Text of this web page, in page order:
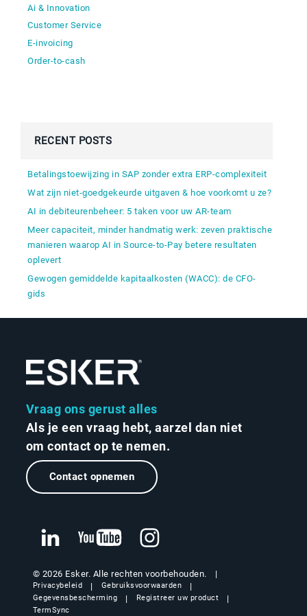
Ai & Innovation
Customer Service
E-invoicing
Order-to-cash
RECENT POSTS
Betalingstoewijzing in SAP zonder extra ERP-complexiteit
Wat zijn niet-goedgekeurde uitgaven & hoe voorkomt u ze?
AI in debiteurenbeheer: 5 taken voor uw AR-team
Meer capaciteit, minder handmatig werk: zeven praktische
manieren waarop AI in Source-to-Pay betere resultaten
oplevert
Gewogen gemiddelde kapitaalkosten (WACC): de CFO-
gids
Vraag ons gerust alles
Als je een vraag hebt, aarzel dan niet
om contact op te nemen.
Contact opnemen
© 2026 Esker. Alle rechten voorbehouden.
Privacybeleid
Gebruiksvoorwaarden
Gegevensbescherming
Registreer uw product
TermSync